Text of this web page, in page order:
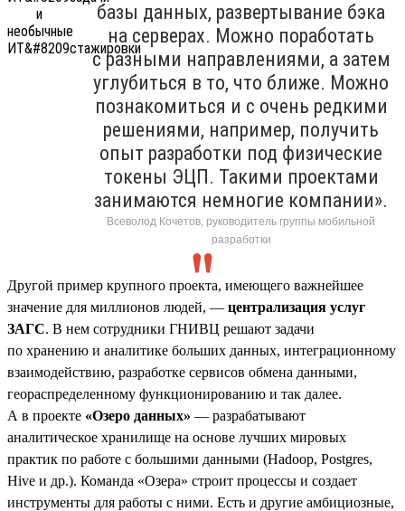
базы данных, развертывание бэка
на серверах. Можно поработать
с разными направлениями, а затем
углубиться в то, что ближе. Можно
познакомиться и с очень редкими
решениями, например, получить
опыт разработки под физические
токены ЭЦП. Такими проектами
занимаются немногие компании».
Всеволод Кочетов, руководитель группы мобильной
разработки
Другой пример крупного проекта, имеющего важнейшее
значение для миллионов людей, — централизация услуг
ЗАГС. В нем сотрудники ГНИВЦ решают задачи
по хранению и аналитике больших данных, интеграционному
взаимодействию, разработке сервисов обмена данными,
геораспределенному функционированию и так далее.
А в проекте «Озеро данных» — разрабатывают
аналитическое хранилище на основе лучших мировых
практик по работе с большими данными (Hadoop, Postgres,
Hive и др.). Команда «Озера» строит процессы и создает
инструменты для работы с ними. Есть и другие амбициозные,